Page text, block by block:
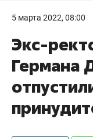
5 марта 2022, 08:00
Экс-
Германа